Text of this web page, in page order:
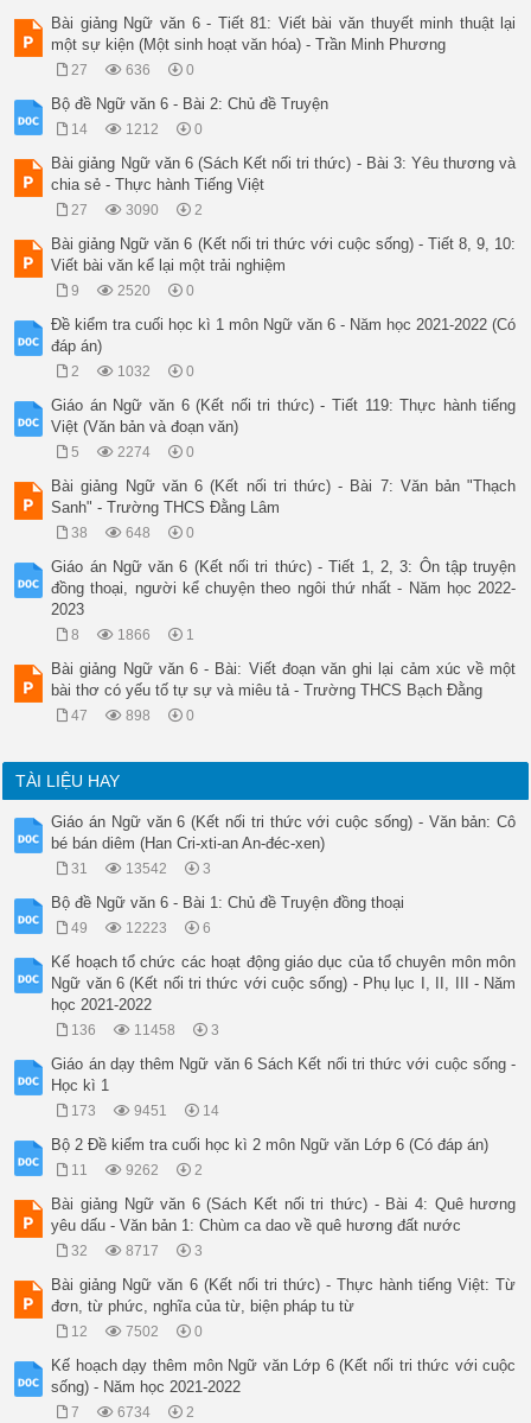
Bài giảng Ngữ văn 6 - Tiết 81: Viết bài văn thuyết minh thuật lại
một sự kiện (Một sinh hoạt văn hóa) - Trần Minh Phương
27 636 0
Bộ đề Ngữ văn 6 - Bài 2: Chủ đề Truyện
14 1212 0
Bài giảng Ngữ văn 6 (Sách Kết nối tri thức) - Bài 3: Yêu thương và
chia sẻ - Thực hành Tiếng Việt
27 3090 2
Bài giảng Ngữ văn 6 (Kết nối tri thức với cuộc sống) - Tiết 8, 9, 10:
Viết bài văn kể lại một trải nghiệm
9 2520 0
Đề kiểm tra cuối học kì 1 môn Ngữ văn 6 - Năm học 2021-2022 (Có
đáp án)
2 1032 0
Giáo án Ngữ văn 6 (Kết nối tri thức) - Tiết 119: Thực hành tiếng
Việt (Văn bản và đoạn văn)
5 2274 0
Bài giảng Ngữ văn 6 (Kết nối tri thức) - Bài 7: Văn bản "Thạch
Sanh" - Trường THCS Đằng Lâm
38 648 0
Giáo án Ngữ văn 6 (Kết nối tri thức) - Tiết 1, 2, 3: Ôn tập truyện
đồng thoại, người kể chuyện theo ngôi thứ nhất - Năm học 2022-
2023
8 1866 1
Bài giảng Ngữ văn 6 - Bài: Viết đoạn văn ghi lại cảm xúc về một
bài thơ có yếu tố tự sự và miêu tả - Trường THCS Bạch Đằng
47 898 0
TÀI LIỆU HAY
Giáo án Ngữ văn 6 (Kết nối tri thức với cuộc sống) - Văn bản: Cô
bé bán diêm (Han Cri-xti-an An-đéc-xen)
31 13542 3
Bộ đề Ngữ văn 6 - Bài 1: Chủ đề Truyện đồng thoại
49 12223 6
Kế hoạch tổ chức các hoạt động giáo dục của tổ chuyên môn môn
Ngữ văn 6 (Kết nối tri thức với cuộc sống) - Phụ lục I, II, III - Năm
học 2021-2022
136 11458 3
Giáo án dạy thêm Ngữ văn 6 Sách Kết nối tri thức với cuộc sống -
Học kì 1
173 9451 14
Bộ 2 Đề kiểm tra cuối học kì 2 môn Ngữ văn Lớp 6 (Có đáp án)
11 9262 2
Bài giảng Ngữ văn 6 (Sách Kết nối tri thức) - Bài 4: Quê hương
yêu dấu - Văn bản 1: Chùm ca dao về quê hương đất nước
32 8717 3
Bài giảng Ngữ văn 6 (Kết nối tri thức) - Thực hành tiếng Việt: Từ
đơn, từ phức, nghĩa của từ, biện pháp tu từ
12 7502 0
Kế hoạch dạy thêm môn Ngữ văn Lớp 6 (Kết nối tri thức với cuộc
sống) - Năm học 2021-2022
7 6734 2